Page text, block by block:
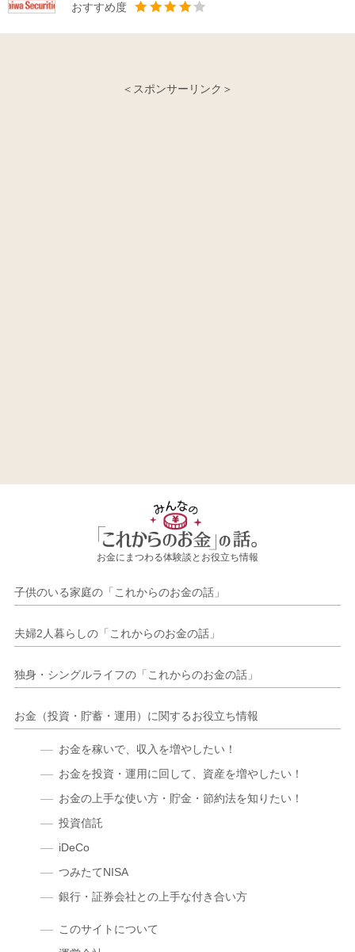
おすすめ度
＜スポンサーリンク＞
お金にまつわる体験談とお役立ち情報
子供のいる家庭の「これからのお金の話」
夫婦2人暮らしの「これからのお金の話」
独身・シングルライフの「これからのお金の話」
お金（投資・貯蓄・運用）に関するお役立ち情報
お金を稼いで、収入を増やしたい！
お金を投資・運用に回して、資産を増やしたい！
お金の上手な使い方・貯金・節約法を知りたい！
投資信託
iDeCo
つみたてNISA
銀行・証券会社との上手な付き合い方
このサイトについて